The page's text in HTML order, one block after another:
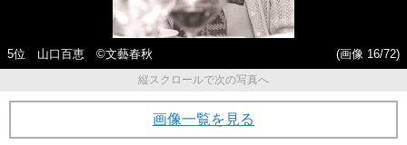
5位 山口百恵 ©文藝春秋
(画像 16/72)
縦スクロールで次の写真へ
画像一覧を見る